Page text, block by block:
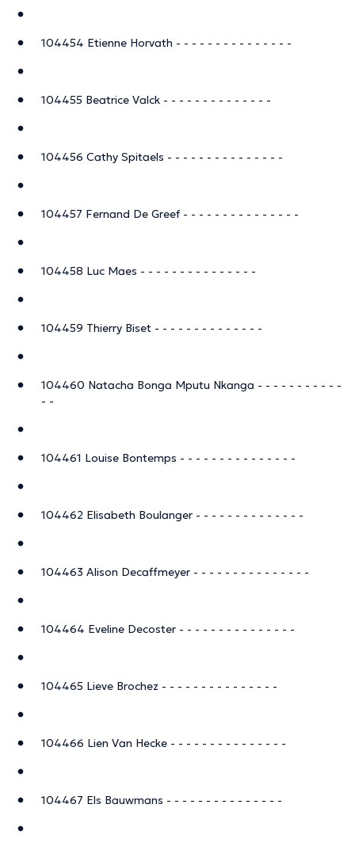
104454 Etienne Horvath - - - - - - - - - - - - - - -
104455 Beatrice Valck - - - - - - - - - - - - - -
104456 Cathy Spitaels - - - - - - - - - - - - - - -
104457 Fernand De Greef - - - - - - - - - - - - - - -
104458 Luc Maes - - - - - - - - - - - - - - -
104459 Thierry Biset - - - - - - - - - - - - - -
104460 Natacha Bonga Mputu Nkanga - - - - - - - - - - -
- -
104461 Louise Bontemps - - - - - - - - - - - - - - -
104462 Elisabeth Boulanger - - - - - - - - - - - - - -
104463 Alison Decaffmeyer - - - - - - - - - - - - - - -
104464 Eveline Decoster - - - - - - - - - - - - - - -
104465 Lieve Brochez - - - - - - - - - - - - - - -
104466 Lien Van Hecke - - - - - - - - - - - - - - -
104467 Els Bauwmans - - - - - - - - - - - - - - -